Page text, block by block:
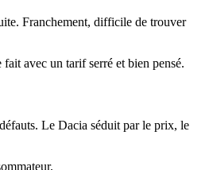
Franchement, difficile de trouver
avec un tarif serré et bien pensé.
Le Dacia séduit par le prix, le